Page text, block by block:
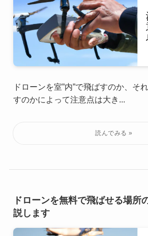
ドローンを室”内”で飛ばすのか、そ
すのかによって注意点は大き...
ドローンを無料で飛ばせる場所
説します